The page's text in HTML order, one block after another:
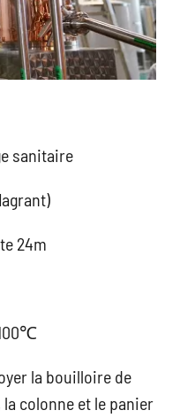
sanitaire
24m
la bouilloire de
colonne et le panier